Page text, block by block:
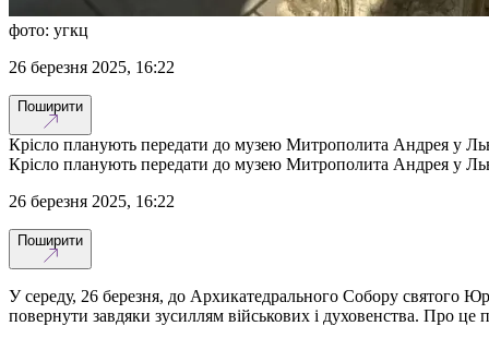
фото: угкц
26 березня 2025, 16:22
Поширити
Крісло планують передати до музею Митрополита Андрея у
Крісло планують передати до музею Митрополита Андрея у
26 березня 2025, 16:22
Поширити
У середу, 26 березня, до Архикатедрального Собору святого
повернути завдяки зусиллям військових і духовенства. Про